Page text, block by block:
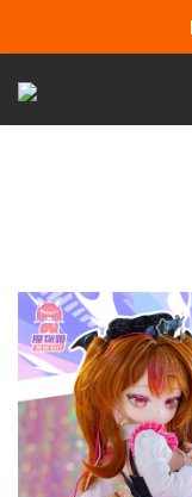
Line：
Line：